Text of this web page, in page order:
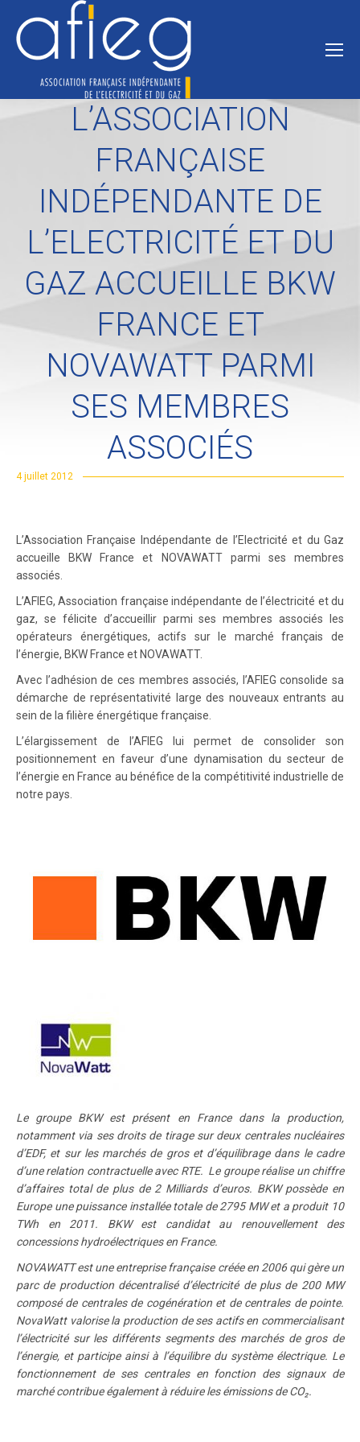
L’ASSOCIATION
FRANÇAISE
INDÉPENDANTE DE
L’ELECTRICITÉ ET DU
GAZ ACCUEILLE BKW
FRANCE ET
NOVAWATT PARMI
SES MEMBRES
ASSOCIÉS
4 juillet 2012
L’Association Française Indépendante de l’Electricité et du Gaz
accueille BKW France et NOVAWATT parmi ses membres
associés.
L’AFIEG, Association française indépendante de l’électricité et du
gaz, se félicite d’accueillir parmi ses membres associés les
opérateurs énergétiques, actifs sur le marché français de
l’énergie, BKW France et NOVAWATT.
Avec l’adhésion de ces membres associés, l’AFIEG consolide sa
démarche de représentativité large des nouveaux entrants au
sein de la filière énergétique française.
L’élargissement de l’AFIEG lui permet de consolider son
positionnement en faveur d’une dynamisation du secteur de
l’énergie en France au bénéfice de la compétitivité industrielle de
notre pays.
Le groupe BKW est présent en France dans la production,
notamment via ses droits de tirage sur deux centrales nucléaires
d’EDF, et sur les marchés de gros et d’équilibrage dans le cadre
d’une relation contractuelle avec RTE. Le groupe réalise un chiffre
d’affaires total de plus de 2 Milliards d’euros. BKW possède en
Europe une puissance installée totale de 2795 MW et a produit 10
TWh en 2011. BKW est candidat au renouvellement des
concessions hydroélectriques en France.
NOVAWATT est une entreprise française créée en 2006 qui gère un
parc de production décentralisé d’électricité de plus de 200 MW
composé de centrales de cogénération et de centrales de pointe.
NovaWatt valorise la production de ses actifs en commercialisant
l’électricité sur les différents segments des marchés de gros de
l’énergie, et participe ainsi à l’équilibre du système électrique. Le
fonctionnement de ses centrales en fonction des signaux de
marché contribue également à réduire les émissions de CO₂.